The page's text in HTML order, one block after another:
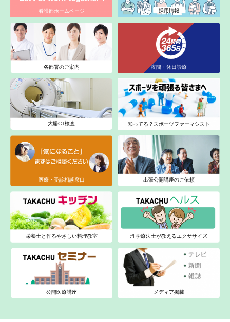
看護部ホームページ 採用情報
各部署のご案内 夜間・休日診療
大腸CT検査 知ってる？スポーツファーマシスト
医療・受診相談窓口 出張公開講座のご依頼
栄養士と作るやさしい料理教室 理学療法士が教えるエクササイズ
公開医療講座 メディア掲載